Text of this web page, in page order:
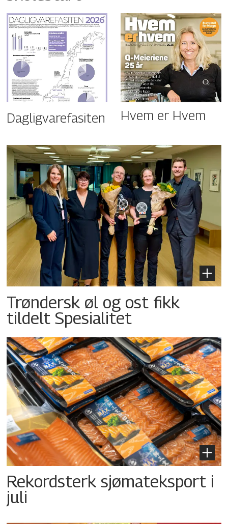
Dagligvarefasiten Hvem er Hvem
Trøndersk øl og ost fikk
tildelt Spesialitet
Rekordsterk sjømateksport i
juli